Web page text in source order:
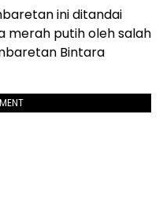
ini ditandai
merah putih oleh salah
Bintara